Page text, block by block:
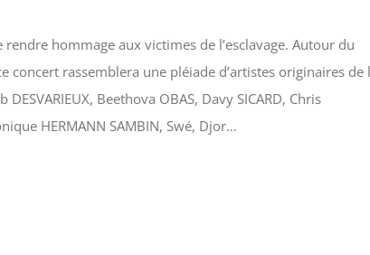
hommage aux victimes de l’esclavage. Autour du
concert rassemblera une pléiade d’artistes originaires de la
Beethova OBAS, Davy SICARD, Chris